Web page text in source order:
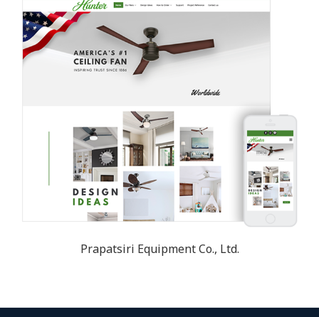
Prapatsiri Equipment Co., Ltd.